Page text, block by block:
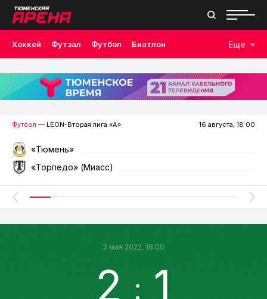
Хоккей Футзал Футбол Биатлон
Лыжные гонки Волейбол Плавание Дзюдо
Скалолазание Велоспорт Бокс
Еще
Футбол — LEON-Вторая лига «А» 16 августа, 18:00
«Тюмень»
«Торпедо» (Миасс)
3 мая 2022, 18:00
2 : 1